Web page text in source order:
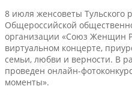
8 июля женсоветы Тульского
Общероссийской
организации «Союз Женщин
виртуальном концерте,
семьи, любви и верности. В
проведен онлайн-
моменты».